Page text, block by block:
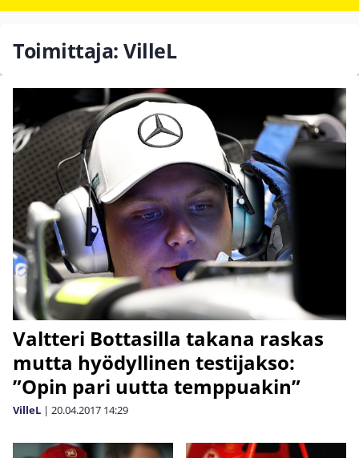
Toimittaja: VilleL
Valtteri Bottasilla takana raskas
mutta hyödyllinen testijakso:
”Opin pari uutta temppuakin”
VilleL | 20.04.2017 14:29